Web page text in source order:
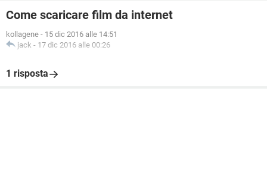
Come scaricare film da internet
kollagene - 15 dic 2016 alle 14:51
jack - 17 dic 2016 alle 00:26
1 risposta